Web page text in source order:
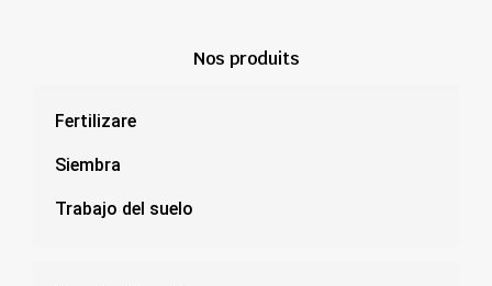
Nos produits
Fertilizare
Siembra
Trabajo del suelo